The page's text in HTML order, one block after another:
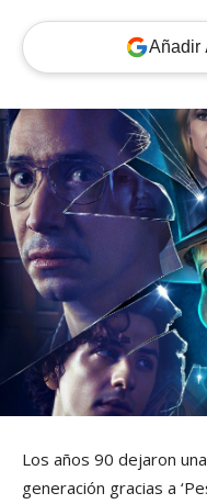
Añadir
Los años 90 dejaron
generación gracias a